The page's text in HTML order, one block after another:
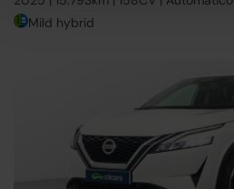
Mild hybrid